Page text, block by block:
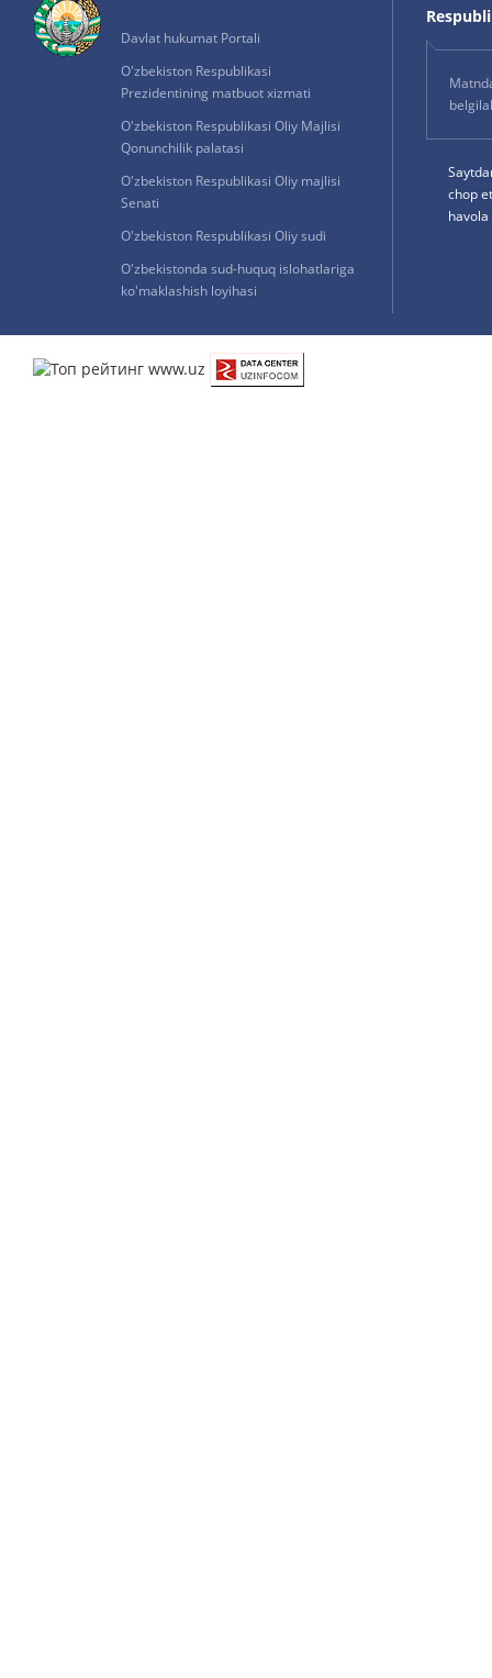
Davlat hukumat Portali
O'zbekiston Respublikasi
Prezidentining matbuot xizmati
O'zbekiston Respublikasi Oliy Majlisi
Qonunchilik palatasi
O'zbekiston Respublikasi Oliy majlisi
Senati
O'zbekiston Respublikasi Oliy sudi
O'zbekistonda sud-huquq islohatlariga
ko'maklashish loyihasi
chop